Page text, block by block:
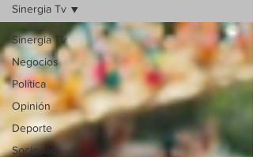
Sinergia Tv
Negocios
Política
Opinión
Deporte
Sociedad
Sinergia Tv